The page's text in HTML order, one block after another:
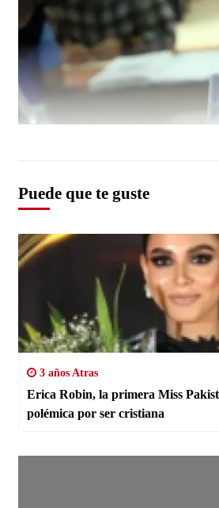
Puede que te guste
3 años Atras
Erica Robin, la primera Miss
polémica por ser cristiana